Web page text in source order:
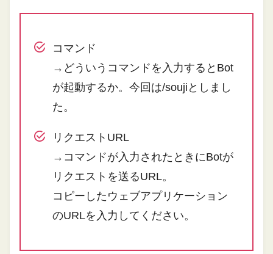
コマンド
→どういうコマンドを入力するとBot
が起動するか。今回は/soujiとしまし
た。
リクエストURL
→コマンドが入力されたときにBotが
リクエストを送るURL。
コピーしたウェブアプリケーション
のURLを入力してください。